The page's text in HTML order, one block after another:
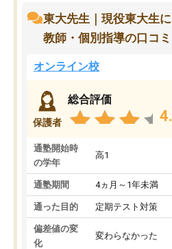
東大先生｜現役東大生
教師・個別指導の口コ
オンライン校
保護者
総合評価
通塾開始時
の学年
高1
通塾期間 4ヵ月～1年未満
通った目的 定期テスト対策
偏差値の変
化
変わらなかった